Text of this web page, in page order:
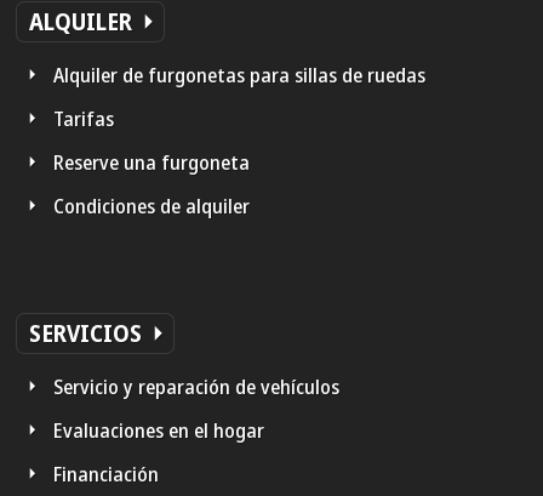
ALQUILER
Alquiler de furgonetas para sillas de ruedas
Tarifas
Reserve una furgoneta
Condiciones de alquiler
SERVICIOS
Servicio y reparación de vehículos
Evaluaciones en el hogar
Financiación